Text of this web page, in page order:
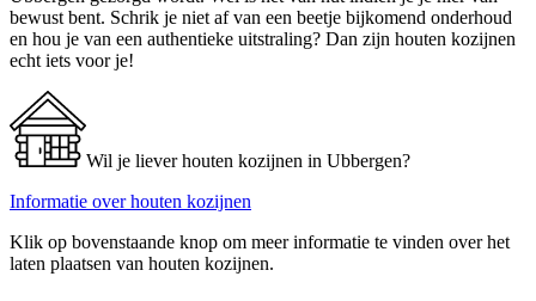
bewust bent. Schrik je niet af van een beetje bijkomend onderhoud
en hou je van een authentieke uitstraling? Dan zijn houten kozijnen
echt iets voor je!
Wil je liever houten kozijnen in Ubbergen?
Informatie over houten kozijnen
Klik op bovenstaande knop om meer informatie te vinden over het
laten plaatsen van houten kozijnen.